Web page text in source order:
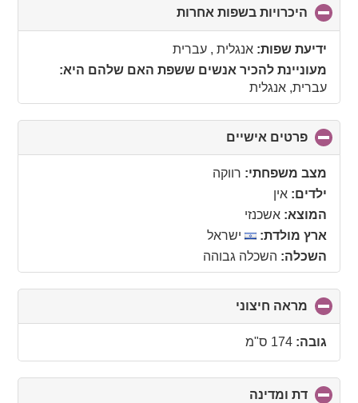
היכרויות בשפות אחרות
to
collapse
ידיעת שפות: אנגלית , עברית
מעוניינת להכיר אנשים ששפת האם שלהם היא:
עברית, אנגלית
פרטים אישיים
to
collapse
מצב משפחתי: רווקה
ילדים: אין
המוצא: אשכנזי
ארץ מולדת:
ישראל
השכלה: השכלה גבוהה
מראה חיצוני
to
גובה: 174 ס"מ
דת ומדינה